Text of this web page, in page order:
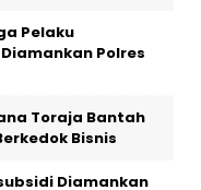
Pelaku
Polres
Toraja Bantah
Bisnis
Diamankan